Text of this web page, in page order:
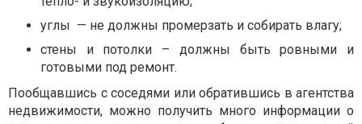
углы — не должны промерзать и собирать влагу;
стены и потолки – должны быть ровными и
готовыми под ремонт.
Пообщавшись с соседями или обратившись в агентства
недвижимости, можно получить много информации о